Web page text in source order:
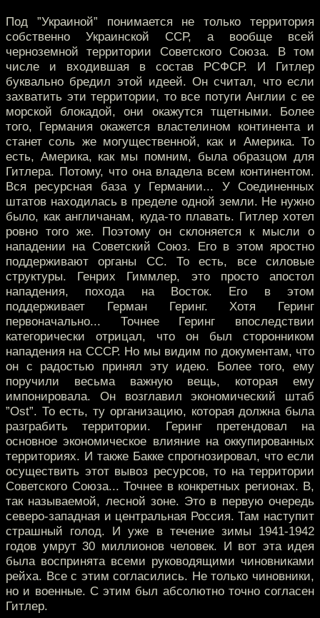
Под ”Украиной” понимается не только территория
собственно Украинской ССР, а вообще всей
черноземной территории Советского Союза. В том
числе и входившая в состав РСФСР. И Гитлер
буквально бредил этой идеей. Он считал, что если
захватить эти территории, то все потуги Англии с ее
морской блокадой, они окажутся тщетными. Более
того, Германия окажется властелином континента и
станет соль же могущественной, как и Америка. То
есть, Америка, как мы помним, была образцом для
Гитлера. Потому, что она владела всем континентом.
Вся ресурсная база у Германии... У Соединенных
штатов находилась в пределе одной земли. Не нужно
было, как англичанам, куда-то плавать. Гитлер хотел
ровно того же. Поэтому он склоняется к мысли о
нападении на Советский Союз. Его в этом яростно
поддерживают органы СС. То есть, все силовые
структуры. Генрих Гиммлер, это просто апостол
нападения, похода на Восток. Его в этом
поддерживает Герман Геринг. Хотя Геринг
первоначально... Точнее Геринг впоследствии
категорически отрицал, что он был сторонником
нападения на СССР. Но мы видим по документам, что
он с радостью принял эту идею. Более того, ему
поручили весьма важную вещь, которая ему
импонировала. Он возглавил экономический штаб
”Ost”. То есть, ту организацию, которая должна была
разграбить территории. Геринг претендовал на
основное экономическое влияние на оккупированных
территориях. И также Бакке спрогнозировал, что если
осуществить этот вывоз ресурсов, то на территории
Советского Союза... Точнее в конкретных регионах. В,
так называемой, лесной зоне. Это в первую очередь
северо-западная и центральная Россия. Там наступит
страшный голод. И уже в течение зимы 1941-1942
годов умрут 30 миллионов человек. И вот эта идея
была воспринята всеми руководящими чиновниками
рейха. Все с этим согласились. Не только чиновники,
но и военные. С этим был абсолютно точно согласен
Гитлер.